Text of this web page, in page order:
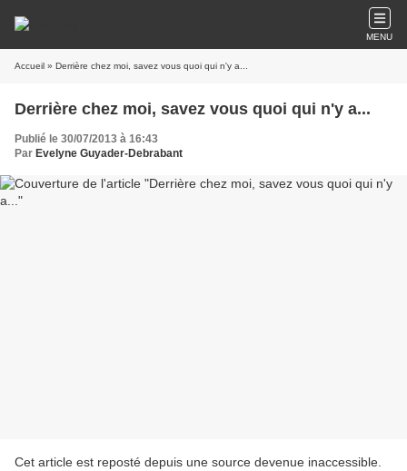
MENU
Accueil » Derrière chez moi, savez vous quoi qui n'y a...
Derrière chez moi, savez vous quoi qui n'y a...
Publié le 30/07/2013 à 16:43
Par Evelyne Guyader-Debrabant
Cet article est reposté depuis une source devenue inaccessible.